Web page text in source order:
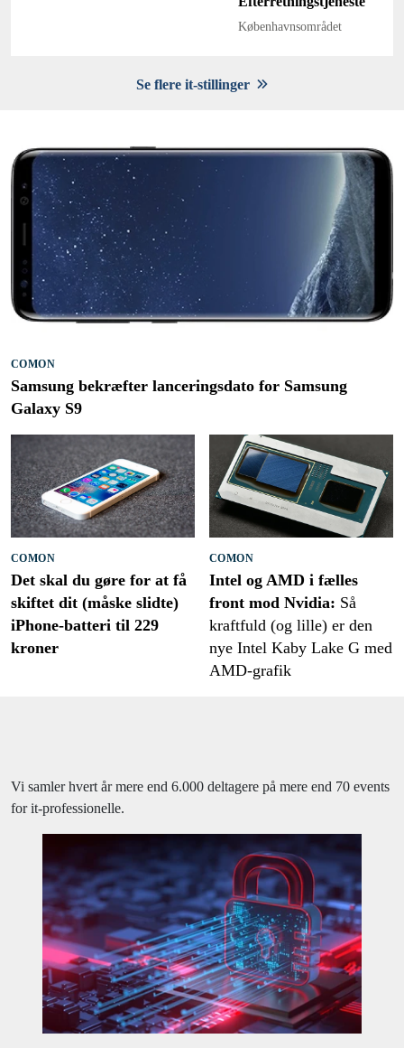
Københavnsområdet
Se flere it-stillinger
COMON
Samsung bekræfter lanceringsdato for Samsung
Galaxy S9
COMON
Det skal du gøre for at få
skiftet dit (måske slidte)
iPhone-batteri til 229
kroner
COMON
Intel og AMD i fælles
front mod Nvidia: Så
kraftfuld (og lille) er den
nye Intel Kaby Lake G med
AMD-grafik
Vi samler hvert år mere end 6.000 deltagere på mere end 70 events
for it-professionelle.